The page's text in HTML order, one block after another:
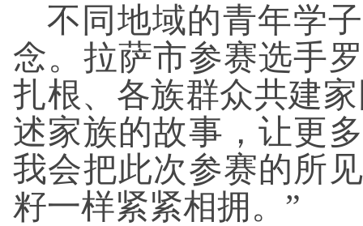
不同地域的青年学
念。拉萨市参赛选手
扎根、各族群众共建
述家族的故事，让更
我会把此次参赛的所
籽一样紧紧相拥。”